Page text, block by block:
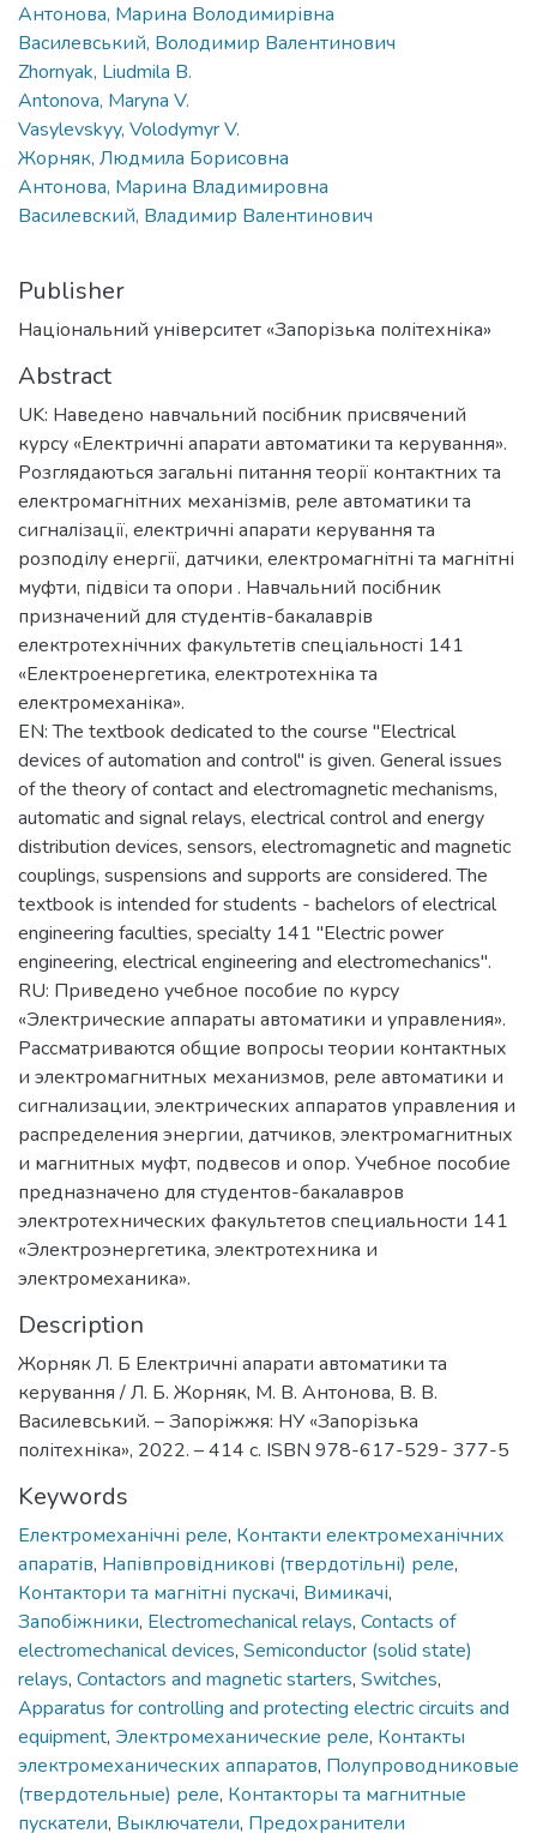
Антонова, Марина Володимирівна
Василевський, Володимир Валентинович
Zhornyak, Liudmila B.
Antonova, Maryna V.
Vasylevskyy, Volodymyr V.
Жорняк, Людмила Борисовна
Антонова, Марина Владимировна
Василевский, Владимир Валентинович
Publisher
Національний університет «Запорізька політехніка»
Abstract
UK: Наведено навчальний посібник присвячений
курсу «Електричні апарати автоматики та керування».
Розглядаються загальні питання теорії контактних та
електромагнітних механізмів, реле автоматики та
сигналізації, електричні апарати керування та
розподілу енергії, датчики, електромагнітні та магнітні
муфти, підвіси та опори . Навчальний посібник
призначений для студентів-бакалаврів
електротехнічних факультетів спеціальності 141
«Електроенергетика, електротехніка та
електромеханіка».
EN: The textbook dedicated to the course "Electrical
devices of automation and control" is given. General issues
of the theory of contact and electromagnetic mechanisms,
automatic and signal relays, electrical control and energy
distribution devices, sensors, electromagnetic and magnetic
couplings, suspensions and supports are considered. The
textbook is intended for students - bachelors of electrical
engineering faculties, specialty 141 "Electric power
engineering, electrical engineering and electromechanics".
RU: Приведено учебное пособие по курсу
«Электрические аппараты автоматики и управления».
Рассматриваются общие вопросы теории контактных
и электромагнитных механизмов, реле автоматики и
сигнализации, электрических аппаратов управления и
распределения энергии, датчиков, электромагнитных
и магнитных муфт, подвесов и опор. Учебное пособие
предназначено для студентов-бакалавров
электротехнических факультетов специальности 141
«Электроэнергетика, электротехника и
электромеханика».
Description
Жорняк Л. Б Електричні апарати автоматики та
керування / Л. Б. Жорняк, М. В. Антонова, В. В.
Василевський. – Запоріжжя: НУ «Запорізька
політехніка», 2022. – 414 с. ISBN 978-617-529- 377-5
Keywords
Електромеханічні реле, Контакти електромеханічних
апаратів, Напівпровідникові (твердотільні) реле,
Контактори та магнітні пускачі, Вимикачі,
Запобіжники, Electromechanical relays, Contacts of
electromechanical devices, Semiconductor (solid state)
relays, Contactors and magnetic starters, Switches,
Apparatus for controlling and protecting electric circuits and
equipment, Электромеханические реле, Контакты
электромеханических аппаратов, Полупроводниковые
(твердотельные) реле, Контакторы та магнитные
пускатели, Выключатели, Предохранители